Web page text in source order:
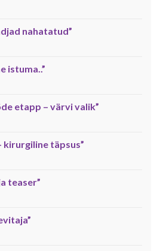
nahatatud”
istuma..”
etapp – värvi valik”
kirurgiline täpsus”
teaser”